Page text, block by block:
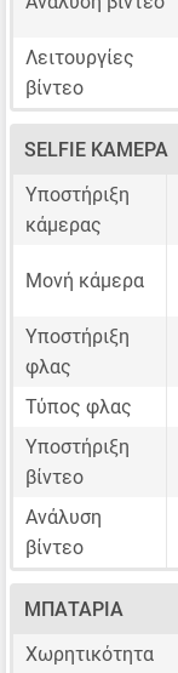
Λειτουργίες
βίντεο
SELFIE ΚΆΜΕΡΑ
Υποστήριξη
κάμερας
Μονή κάμερα
Υποστήριξη
φλας
Τύπος φλας
Υποστήριξη
βίντεο
Ανάλυση
βίντεο
ΜΠΑΤΑΡΊΑ
Χωρητικότητα